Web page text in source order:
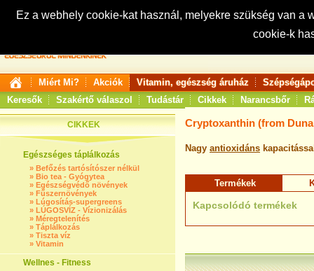
Ez a webhely cookie-kat használ, melyekre szükség van
cookie-k
Keresés:
Miért Mi? Akciók Vitamin, egészség áruház
Keresők
Szakértő válaszol Tudástár Cikkek Narancsbőr
CIKKEK
Egészséges táplálkozás
» Befőzés tartósítószer nélkül
» Bio tea - Gyógytea
» Egészségvédő növények
» Fűszernövények
» Lúgosítás-supergreens
» LÚGOSVÍZ - Vízionizálás
» Méregtelenítés
» Táplálkozás
» Tiszta víz
» Vitamin
Wellnes - Fitness
Cryptoxanthin (from
Nagy antioxidáns
Termékek
Kapcsolódó termékek